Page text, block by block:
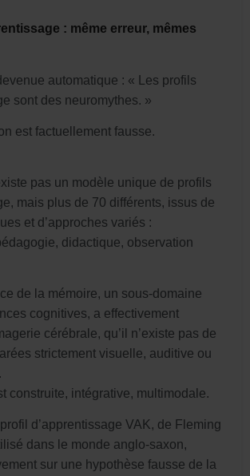
: même erreur, mêmes
automatique : « Les profils
sont des neuromythes. »
est factuellement fausse.
pas un modèle unique de profils
mais plus de 70 différents, issus de
et d’approches variés :
didactique, observation
de la mémoire, un sous-domaine
cognitives, a effectivement
cérébrale, qu’il n’existe pas de
strictement visuelle, auditive ou
construite, intégrative, multimodale.
profil d’apprentissage VAK, de Fleming
dans le monde anglo-saxon,
sur une hypothèse fausse de la